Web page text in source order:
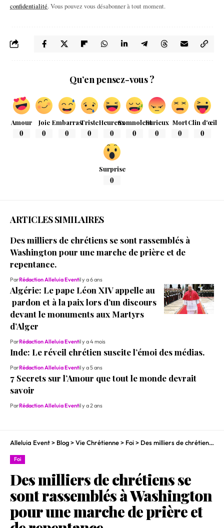
confidentialité. Vous pouvez vous désabonner à tout moment.
Qu’en pensez-vous ?
Amour
0
Joie
0
Embarras
0
Triste
0
Heureux
0
Somnolent
0
Furieux
0
Mort
0
Clin d'œil
0
Surprise
0
ARTICLES SIMILAIRES
Des milliers de chrétiens se sont rassemblés à
Washington pour une marche de prière et de
repentance.
ParRédaction Alleluia Eventil y a 6 ans
Algérie: Le pape Léon XIV appelle au
pardon et à la paix lors d’un discours
devant le monuments aux Martyrs
d’Alger
ParRédaction Alleluia Eventil y a 4 mois
Inde: Le réveil chrétien suscite l’émoi des médias.
ParRédaction Alleluia Eventil y a 5 ans
7 Secrets sur l’Amour que tout le monde devrait
savoir
ParRédaction Alleluia Eventil y a 2 ans
Alleluia Event> Blog>Vie Chrétienne> Foi> Des milliers de chrétiens se sont rassemblés à Washington pour une marche de prière et de repentance.
Foi
Des milliers de chrétiens se
sont rassemblés à Washington
pour une marche de prière et